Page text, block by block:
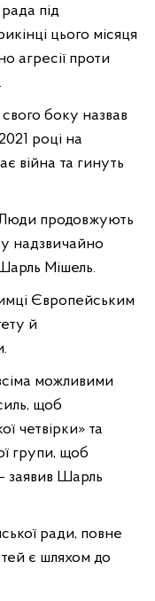
під
цього місяця
агресії проти
боку назвав
році на
війна та гинуть
продовжують
надзвичайно
Мішель.
Європейським
й
можливими
щоб
четвірки» та
групи, щоб
заявив Шарль
ради, повне
є шляхом до